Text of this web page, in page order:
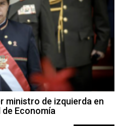
ministro de izquierda en
de Economía